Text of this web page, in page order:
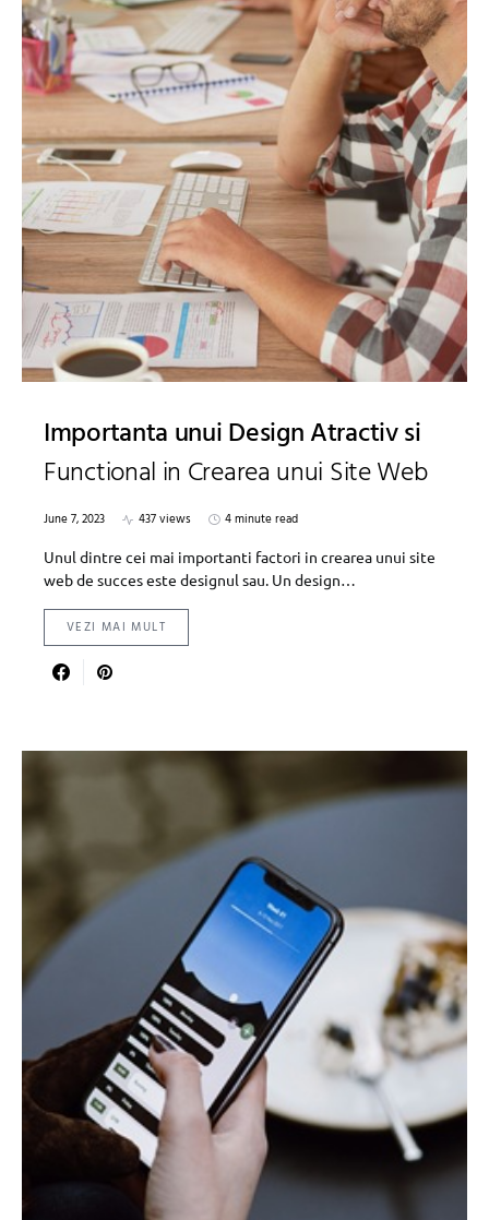
Importanta unui Design Atractiv si
Functional in Crearea unui Site Web
June 7, 2023 437 views
4 minute read
Unul dintre cei mai importanti factori in crearea unui site
web de succes este designul sau. Un design…
VEZI MAI MULT